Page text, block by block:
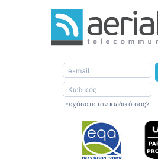
Ξεχάσατε τον κωδικό σας?